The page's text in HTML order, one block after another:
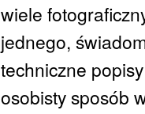
wiele
jednego,
techniczne
osobisty sposób